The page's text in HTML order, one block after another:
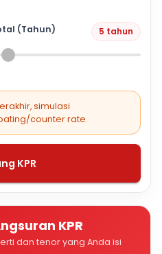
(Tahun) 5 tahun
simulasi
counter rate.
KPR
KPR
dan tenor yang Anda isi